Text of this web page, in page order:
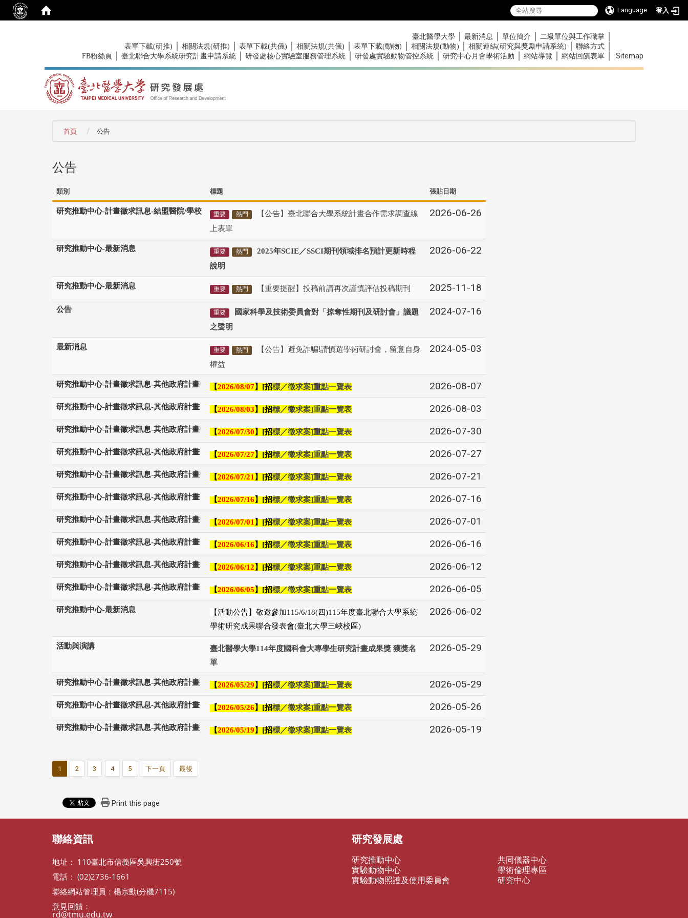
Language 登入
臺北醫學大學 最新消息 單位簡介 二級單位與工作職掌
表單下載(研推) 相關法規(研推) 表單下載(共儀) 相關法規(共儀) 表單下載(動物) 相關法規(動物) 相關連結(研究與獎勵申請系統) 聯絡方式
FB粉絲頁 臺北聯合大學系統研究計畫申請系統 研發處核心實驗室服務管理系統 研發處實驗動物管控系統 研究中心月會學術活動 網站導覽 網站回饋表單 Sitemap
首頁 公告
公告
類別 標題 張貼日期
研究推動中心-計畫徵求訊息-結盟醫院/學校 重要 熱門
【公告】臺北聯合大學系統計畫合作需求調查線
上表單
2026-06-26
研究推動中心-最新消息 重要 熱門 2025年SCIE／SSCI期刊領域排名預計更新時程
說明
2026-06-22
研究推動中心-最新消息 重要 熱門 【重要提醒】投稿前請再次謹慎評估投稿期刊 2025-11-18
公告 重要
國家科學及技術委員會對「掠奪性期刊及研討會」議題
之聲明
2024-07-16
最新消息 重要 熱門
【公告】避免詐騙!請慎選學術研討會，留意自身
權益
2024-05-03
研究推動中心-計畫徵求訊息-其他政府計畫 【2026/08/07】 [招標／徵求案]重點一覽表 2026-08-07
研究推動中心-計畫徵求訊息-其他政府計畫 【2026/08/03】 [招標／徵求案]重點一覽表 2026-08-03
研究推動中心-計畫徵求訊息-其他政府計畫 【2026/07/30】 [招標／徵求案]重點一覽表 2026-07-30
研究推動中心-計畫徵求訊息-其他政府計畫 【2026/07/27】[招標／徵求案]重點一覽表 2026-07-27
研究推動中心-計畫徵求訊息-其他政府計畫 【2026/07/21 】 [招標／徵求案]重點一覽表 2026-07-21
研究推動中心-計畫徵求訊息-其他政府計畫 【2026/07/16】[招標／徵求案]重點一覽表 2026-07-16
研究推動中心-計畫徵求訊息-其他政府計畫 【2026/07/01】[招標／徵求案]重點一覽表 2026-07-01
研究推動中心-計畫徵求訊息-其他政府計畫 【2026/06/16】 [招標／徵求案]重點一覽表 2026-06-16
研究推動中心-計畫徵求訊息-其他政府計畫 【2026/06/12】 [招標／徵求案]重點一覽表 2026-06-12
研究推動中心-計畫徵求訊息-其他政府計畫 【2026/06/05】[招標／徵求案]重點一覽表 2026-06-05
研究推動中心-最新消息
【活動公告】敬邀參加115/6/18(四)115年度臺北聯合大學系統
學術研究成果聯合發表會(臺北大學三峽校區)
2026-06-02
活動與演講
臺北醫學大學114年度國科會大專學生研究計畫成果獎 獲獎名
單
2026-05-29
研究推動中心-計畫徵求訊息-其他政府計畫 【2026/05/29】 [招標／徵求案]重點一覽表 2026-05-29
研究推動中心-計畫徵求訊息-其他政府計畫 【2026/05/26】[招標／徵求案]重點一覽表 2026-05-26
研究推動中心-計畫徵求訊息-其他政府計畫 【2026/05/19】[招標／徵求案]重點一覽表 2026-05-19
1 2 3 4 5 下一頁 最後
Print this page
聯絡資訊
地址： 110臺北市信義區吳興街250號
電話： (02)2736-1661
聯絡網站管理員：楊宗勳(分機7115)
意見回饋：
rd@tmu.edu.tw
研究發展處
研究推動中心
共同儀器中心
實驗動物中心
學術倫理專區
實驗動物照護及使用委員會
研究中心